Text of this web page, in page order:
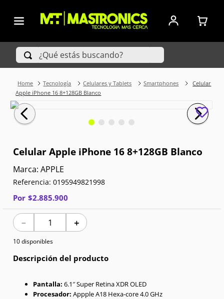
¿Qué estás buscando?
Tecnología Celulares y Tablets Smartphones
Celular
Apple iPhone 16 8+128GB Blanco
Celular Apple iPhone 16 8+128GB Blanco
APPLE
Referencia: 0195949821998
Por $2.885.900
＋
－
10 disponibles
Descripción del producto
Pantalla: 6.1″ Super Retina XDR OLED
Procesador: Appple A18 Hexa-core 4.0 GHz
TÉRMINOS MÁS BUSCADOS
1.
Iphone
3.
Celulares Samsung
4.
Televisores
5.
Red Magic
6.
S25 Ultra
7.
Celulares
Iphone 15 Pro Max
.
Iphone 17